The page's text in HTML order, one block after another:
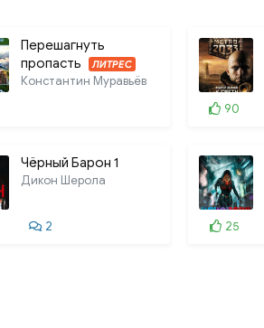
Перешагнуть
пропасть
ЛИТРЕС
Константин Муравьёв
90
Чёрный Барон 1
Дикон Шерола
2 25